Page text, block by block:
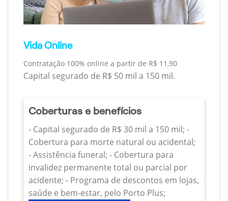
Vida Online
Contratação 100% online a partir de R$ 11,90
Capital segurado de R$ 50 mil a 150 mil.
Coberturas e benefícios
- Capital segurado de R$ 30 mil a 150 mil; -
Cobertura para morte natural ou acidental;
- Assistência funeral; - Cobertura para
invalidez permanente total ou parcial por
acidente; - Programa de descontos em lojas,
saúde e bem-estar, pelo Porto Plus;